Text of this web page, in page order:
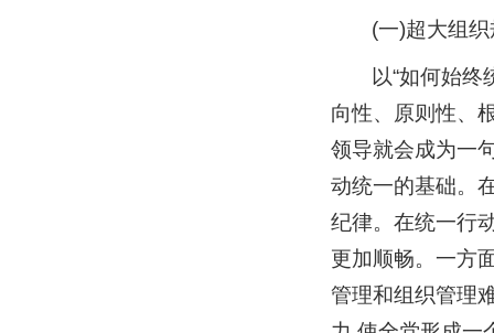
(一)超大组
以“如何始
向性、原则性、
领导就会成为一
动统一的基础。
纪律。在统一行
更加顺畅。一方
管理和组织管理